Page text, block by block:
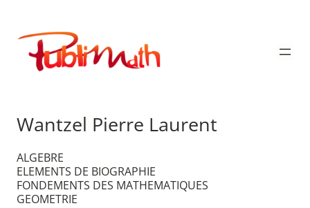
contenu
Publimath
Wantzel Pierre Laurent
ALGEBRE
ELEMENTS DE BIOGRAPHIE
FONDEMENTS DES MATHEMATIQUES
GEOMETRIE